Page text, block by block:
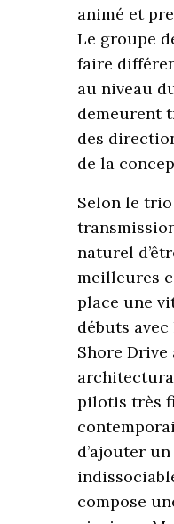
animé et
Le groupe
faire
au niveau
demeurent
des
de la
Selon le
naturel
meilleures
place une
débuts
Shore
pilotis très
d’ajouter
compose